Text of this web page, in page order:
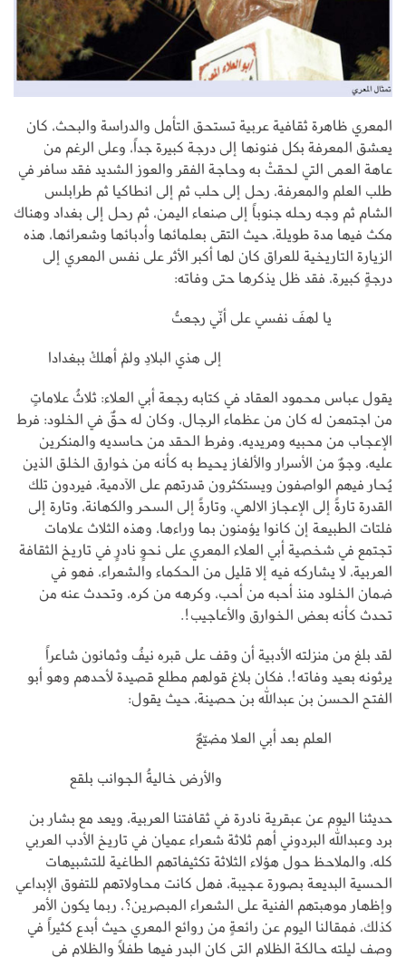
المعري ظاهرة ثقافية عربية تستحق التأمل والدراسة والبحث، كان
يعشق المعرفة بكل فنونها إلى درجة كبيرة جداً، وعلى الرغم من
عاهة العمى التي لحقتْ به وحاجة الفقر والعوز الشديد فقد سافر في
طلب العلم والمعرفة، رحل إلى حلب ثم إلى انطاكيا ثم طرابلس
الشام ثم وجه رحله جنوباً إلى صنعاء اليمن، ثم رحل إلى بغداد وهناك
مكث فيها مدة طويلة، حيث التقى بعلمائها وأدبائها وشعرائها، هذه
الزيارة التاريخية للعراق كان لها أكبر الأثر على نفس المعري إلى
درجةٍ كبيرة، فقد ظل يذكرها حتى وفاته:
يا لهفَ نفسي على أنّي رجعتُ
إلى هذي البلادِ ولمْ أهلكْ ببغدادا
يقول عباس محمود العقاد في كتابه رجعة أبي العلاء: ثلاثُ علاماتٍ
من اجتمعن له كان من عظماء الرجال، وكان له حقٌ في الخلود: فرط
الإعجاب من محبيه ومريديه، وفرط الحقد من حاسديه والمنكرين
عليه، وجوٌ من الأسرار والألغاز يحيط به كأنه من خوارق الخلق الذين
يُحار فيهم الواصفون ويستكثرون قدرتهم على الآدمية، فيردون تلك
القدرة تارةً إلى الإعجاز الالهي، وتارةً إلى السحر والكهانة، وتارة إلى
فلتات الطبيعة إن كانوا يؤمنون بما وراءها، وهذه الثلاث علامات
تجتمع في شخصية أبي العلاء المعري على نحوٍ نادرٍ في تاريخ الثقافة
العربية، لا يشاركه فيه إلا قليل من الحكماء والشعراء، فهو في
ضمان الخلود منذ أحبه من أحب، وكرهه من كره، وتحدث عنه من
تحدث كأنه بعض الخوارق والأعاجيب!.
لقد بلغ من منزلته الأدبية أن وقف على قبره نيفُ وثمانون شاعراً
يرثونه بعيد وفاته!، فكان بلاغ قولهم مطلع قصيدة لأحدهم وهو أبو
الفتح الحسن بن عبدالله بن حصينة، حيث يقول:
العلم بعد أبي العلا مضيّعٌ
والأرض خاليةُ الجوانب بلقع
حديثنا اليوم عن عبقرية نادرة في ثقافتنا العربية، ويعد مع بشار بن
برد وعبدالله البردوني أهم ثلاثة شعراء عميان في تاريخ الأدب العربي
كله، والملاحظ حول هؤلاء الثلاثة تكثيفاتهم الطاغية للتشبيهات
الحسية البديعة بصورة عجيبة، فهل كانت محاولاتهم للتفوق الإبداعي
وإظهار موهبتهم الفنية على الشعراء المبصرين؟، ربما يكون الأمر
كذلك، فمقالنا اليوم عن رائعةٍ من روائع المعري حيث أبدع كثيراً في
وصف ليلته حالكة الظلام التي كان البدر فيها طفلاً والظلام في